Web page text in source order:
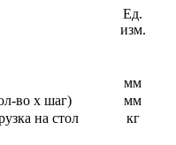
Ед.
изм.
мм
во х шаг)
мм
на стол
кг